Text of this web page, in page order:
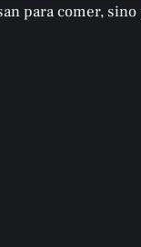
para comer,